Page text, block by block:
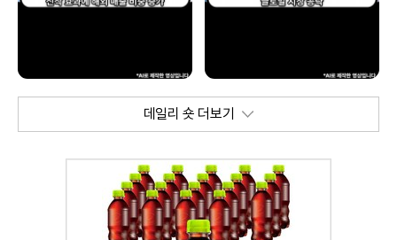
데일리 숏 더보기